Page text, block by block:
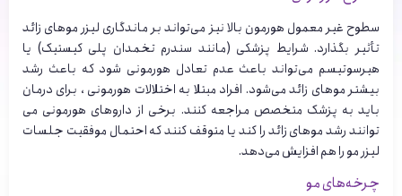
سطوح غیر معمول هورمون بالا نیز می‌تواند بر ماندگاری لیزر موهای زائد
تأثیر بگذارد. شرایط پزشکی (مانند سندرم تخمدان پلی کیستیک) یا
هیرسوتیسم می‌تواند باعث عدم تعادل هورمونی شود که باعث رشد
بیشتر موهای زائد می‌شود. افراد مبتلا به اختلالات هورمونی ، برای درمان
باید به پزشک متخصص مراجعه کنند. برخی از داروهای هورمونی می
توانند رشد موهای زائد را کند یا متوقف کنند که احتمال موفقیت جلسات
لیزر مو را هم افزایش می‌دهد.
چرخه‌های مو